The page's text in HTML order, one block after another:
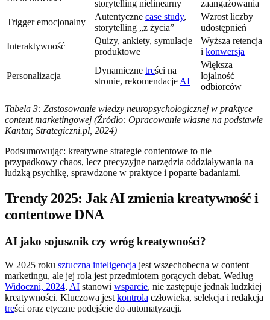
storytelling nielinearny
zaangażowania
Trigger emocjonalny
Autentyczne case study,
storytelling „z życia”
Wzrost liczby
udostępnień
Interaktywność
Quizy, ankiety, symulacje
produktowe
Wyższa retencja
i konwersja
Personalizacja
Dynamiczne treści na
stronie, rekomendacje AI
Większa
lojalność
odbiorców
Tabela 3: Zastosowanie wiedzy neuropsychologicznej w praktyce
content marketingowej (Źródło: Opracowanie własne na podstawie
Kantar, Strategiczni.pl, 2024)
Podsumowując: kreatywne strategie contentowe to nie
przypadkowy chaos, lecz precyzyjne narzędzia oddziaływania na
ludzką psychikę, sprawdzone w praktyce i poparte badaniami.
Trendy 2025: Jak AI zmienia kreatywność i
contentowe DNA
AI jako sojusznik czy wróg kreatywności?
W 2025 roku sztuczna inteligencja jest wszechobecna w content
marketingu, ale jej rola jest przedmiotem gorących debat. Według
Widoczni, 2024, AI stanowi wsparcie, nie zastępuje jednak ludzkiej
kreatywności. Kluczowa jest kontrola człowieka, selekcja i redakcja
treści oraz etyczne podejście do automatyzacji.